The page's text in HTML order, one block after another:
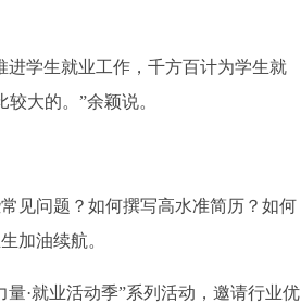
学生就业工作，千方百计为学生就
大的。”余颖说。
问题？如何撰写高水准简历？如何
加油续航。
·就业活动季”系列活动，邀请行业优